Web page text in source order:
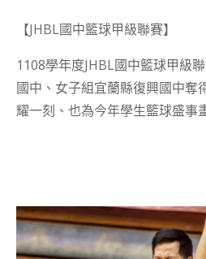
【JHBL國中籃球甲級聯賽】
1108學年度JHBL國中籃球甲級
國中、女子組宜蘭縣復興國中奪
耀一刻、也為今年學生籃球盛事